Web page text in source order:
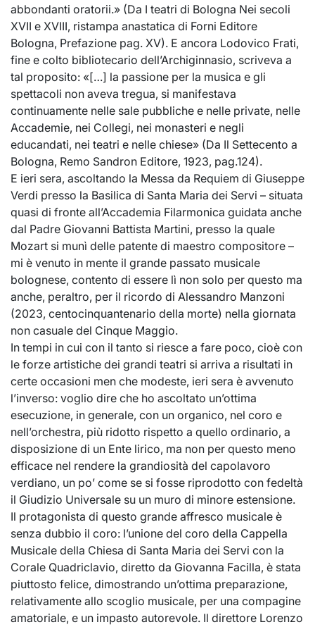
abbondanti oratorii.» (Da I teatri di Bologna Nei secoli
XVII e XVIII, ristampa anastatica di Forni Editore
Bologna, Prefazione pag. XV). E ancora Lodovico Frati,
fine e colto bibliotecario dell’Archiginnasio, scriveva a
tal proposito: «[…] la passione per la musica e gli
spettacoli non aveva tregua, si manifestava
continuamente nelle sale pubbliche e nelle private, nelle
Accademie, nei Collegi, nei monasteri e negli
educandati, nei teatri e nelle chiese» (Da Il Settecento a
Bologna, Remo Sandron Editore, 1923, pag.124).
E ieri sera, ascoltando la Messa da Requiem di Giuseppe
Verdi presso la Basilica di Santa Maria dei Servi – situata
quasi di fronte all’Accademia Filarmonica guidata anche
dal Padre Giovanni Battista Martini, presso la quale
Mozart si munì delle patente di maestro compositore –
mi è venuto in mente il grande passato musicale
bolognese, contento di essere lì non solo per questo ma
anche, peraltro, per il ricordo di Alessandro Manzoni
(2023, centocinquantenario della morte) nella giornata
non casuale del Cinque Maggio.
In tempi in cui con il tanto si riesce a fare poco, cioè con
le forze artistiche dei grandi teatri si arriva a risultati in
certe occasioni men che modeste, ieri sera è avvenuto
l’inverso: voglio dire che ho ascoltato un’ottima
esecuzione, in generale, con un organico, nel coro e
nell’orchestra, più ridotto rispetto a quello ordinario, a
disposizione di un Ente lirico, ma non per questo meno
efficace nel rendere la grandiosità del capolavoro
verdiano, un po’ come se si fosse riprodotto con fedeltà
il Giudizio Universale su un muro di minore estensione.
Il protagonista di questo grande affresco musicale è
senza dubbio il coro: l’unione del coro della Cappella
Musicale della Chiesa di Santa Maria dei Servi con la
Corale Quadriclavio, diretto da Giovanna Facilla, è stata
piuttosto felice, dimostrando un’ottima preparazione,
relativamente allo scoglio musicale, per una compagine
amatoriale, e un impasto autorevole. Il direttore Lorenzo